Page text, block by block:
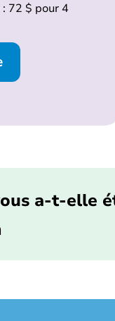
72 $ pour 4
a-t-elle